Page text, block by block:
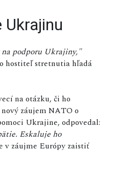
Ukrajinu
podporu Ukrajiny,"
hostiteľ stretnutia hľadá
na otázku, či ho
záujem NATO o
Ukrajine, odpovedal:
Eskaluje ho
v záujme Európy zaistiť